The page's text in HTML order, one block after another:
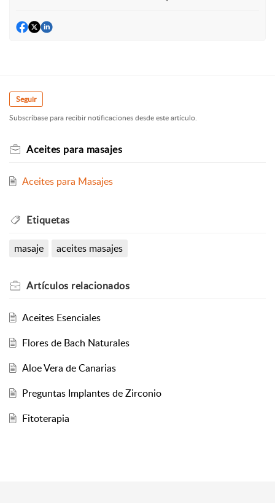
Seguir
Subscríbase para recibir notificaciones desde este artículo.
Aceites para masajes
Aceites para Masajes
Etiquetas
masaje aceites masajes
Artículos relacionados
Aceites Esenciales
Flores de Bach Naturales
Aloe Vera de Canarias
Preguntas Implantes de Zirconio
Fitoterapia